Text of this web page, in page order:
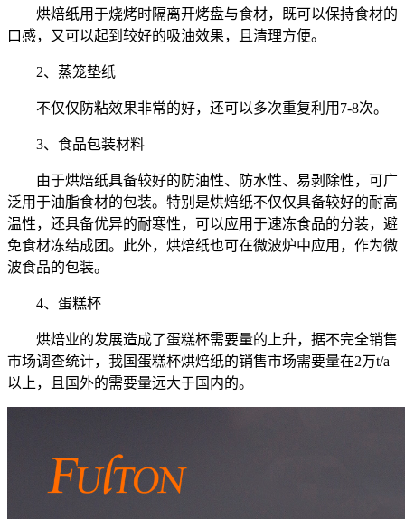
烘焙纸用于烧烤时隔离开烤盘与食材，既可以保持食材的
口感，又可以起到较好的吸油效果，且清理方便。
2、蒸笼垫纸
不仅仅防粘效果非常的好，还可以多次重复利用7-8次。
3、食品包装材料
由于烘焙纸具备较好的防油性、防水性、易剥除性，可广
泛用于油脂食材的包装。特别是烘焙纸不仅仅具备较好的耐高
温性，还具备优异的耐寒性，可以应用于速冻食品的分装，避
免食材冻结成团。此外，烘焙纸也可在微波炉中应用，作为微
波食品的包装。
4、蛋糕杯
烘焙业的发展造成了蛋糕杯需要量的上升，据不完全销售
市场调查统计，我国蛋糕杯烘焙纸的销售市场需要量在2万t/a
以上，且国外的需要量远大于国内的。